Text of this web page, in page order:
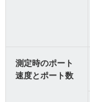
測定時のポート
速度とポート数